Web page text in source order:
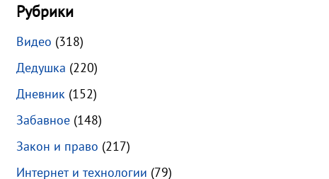
Рубрики
Видео (318)
Дедушка (220)
Дневник(152)
Забавное(148)
Закон и право (217)
Интернет и технологии (79)